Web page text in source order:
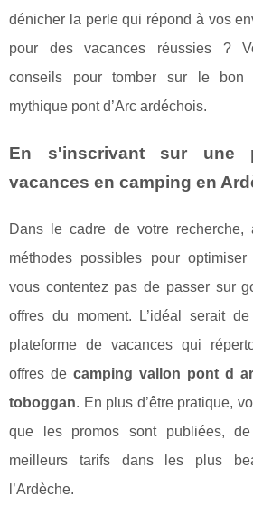
dénicher la perle qui répond à vos
pour des vacances réussies ?
conseils pour tomber sur le bon
mythique pont d’Arc ardéchois.
En s'inscrivant sur une
vacances en camping en
Dans le cadre de votre recherche,
méthodes possibles pour
vous contentez pas de passer sur
offres du moment. L’idéal serait
plateforme de vacances qui
offres de camping vallon pont d
toboggan. En plus d’être pratique,
que les promos sont publiées,
meilleurs tarifs dans les plus
l’Ardèche.